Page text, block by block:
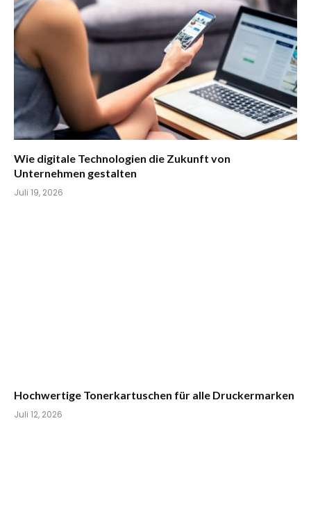
Wie digitale Technologien die Zukunft von
Unternehmen gestalten
Juli 19, 2026
Hochwertige Tonerkartuschen für alle Druckermarken
Juli 12, 2026